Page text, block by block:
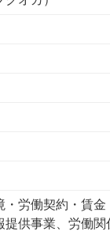
労働契約・賃金
供事業、労働関